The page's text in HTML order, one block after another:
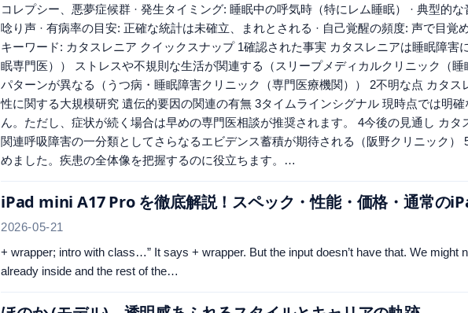
コレプシー、悪夢症候群 · 発生タイミング: 睡眠中の呼気時（特にレム睡眠） · 典型的
唸り声 · 有病率の目安: 正確な統計は未確立、まれとされる · 自己覚醒の頻度: 声で目覚
キーワード: カタスレニア クイックスナップ 1確認された事実 カタスレニアは睡眠障害
眠専門医）） ストレスや不規則な生活が関連する（スリープメディカルクリニック（
パターンが異なる（うつ病・睡眠障害クリニック（専門医療機関）） 2不明な点 カタス
性に関する大規模研究 遺伝的要因の関連の有無 3タイムラインシグナル 現時点では明
ん。ただし、症状が続く場合は早めの専門医相談が推奨されます。 4今後の見通し カ
関連呼吸障害の一分類としてさらなるエビデンス蓄積が期待される（阪野クリニック）
めました。疾患の全体像を把握するのに役立ちます。…
iPad mini A17 Pro を徹底解説！スペック・性能・価格・通常の
2026-05-21
+ wrapper; intro with class…” It says + wrapper. But the input doesn’t have that. We might
already inside and the rest of the…